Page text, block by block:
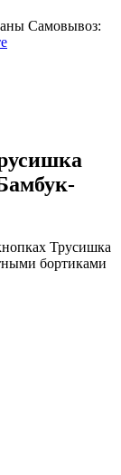
Самовывоз:
Трусишка
бортиками